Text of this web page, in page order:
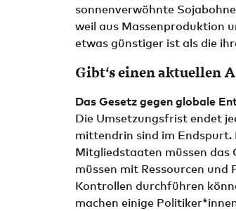
sonnenverwöhnte
weil aus Massenproduktion
etwas günstiger ist als die
Gibt‘s einen aktuellen
Das Gesetz gegen globale
Die Umsetzungsfrist endet
mittendrin sind im
Mitgliedstaaten müssen das
müssen mit Ressourcen und
Kontrollen durchführen
machen einige